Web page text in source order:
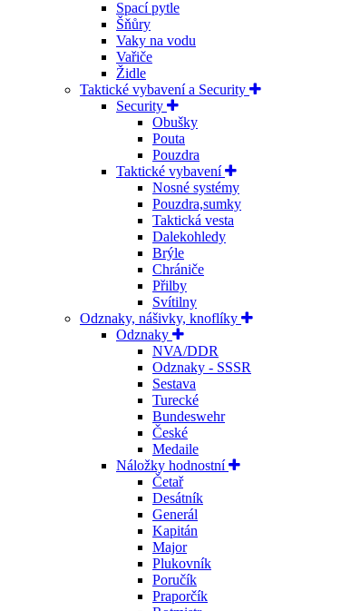
Spací pytle
Šňůry
Vaky na vodu
Vařiče
Židle
Taktické vybavení a Security
Security
Obušky
Pouta
Pouzdra
Taktické vybavení
Nosné systémy
Pouzdra,sumky
Taktická vesta
Dalekohledy
Brýle
Chrániče
Přilby
Svítilny
Odznaky, nášivky, knoflíky
Odznaky
NVA/DDR
Odznaky - SSSR
Sestava
Turecké
Bundeswehr
České
Medaile
Náložky hodnostní
Četař
Desátník
Generál
Kapitán
Major
Plukovník
Poručík
Praporčík